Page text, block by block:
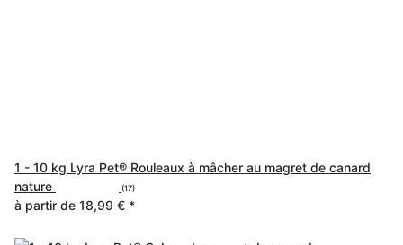
1 - 10 kg Lyra Pet® Rouleaux à mâcher au magret de canard
nature
(17)
à partir de 18,99 € *